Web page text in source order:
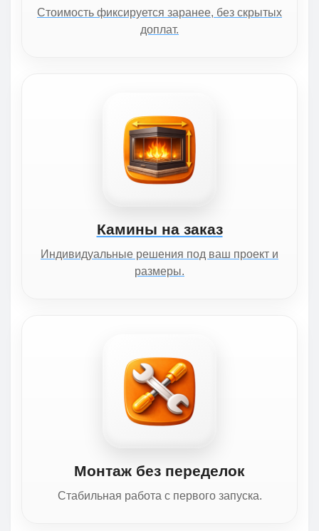
Стоимость фиксируется заранее, без скрытых
доплат.
Камины на заказ
Индивидуальные решения под ваш проект и
размеры.
Монтаж без переделок
Стабильная работа с первого запуска.